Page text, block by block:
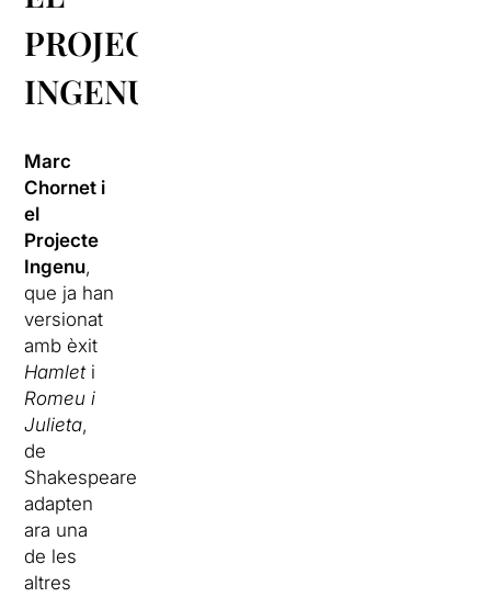
PROJECTE
INGENU
Marc
Chornet i
el
Projecte
Ingenu,
que ja han
versionat
amb èxit
Hamleti
Romeu i
Julieta,
de
Shakespeare,
adapten
ara una
de les
altres